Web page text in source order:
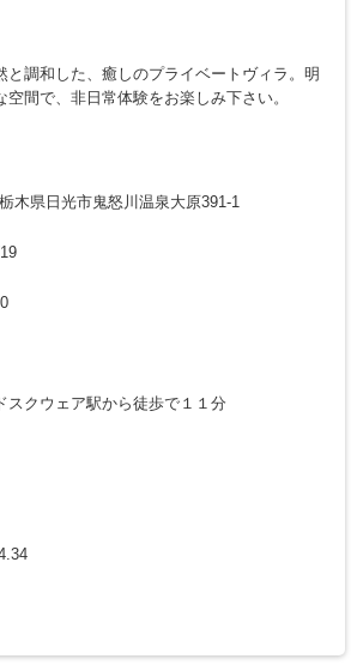
と調和した、癒しのプライベートヴィラ。明
空間で、非日常体験をお楽しみ下さい。
木県日光市鬼怒川温泉大原391-1
スクウェア駅から徒歩で１１分